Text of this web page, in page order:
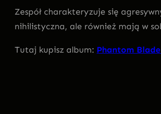
Zespół charakteryzuje się
nihilistyczna, ale również mają w
Tutaj kupisz album: Phantom